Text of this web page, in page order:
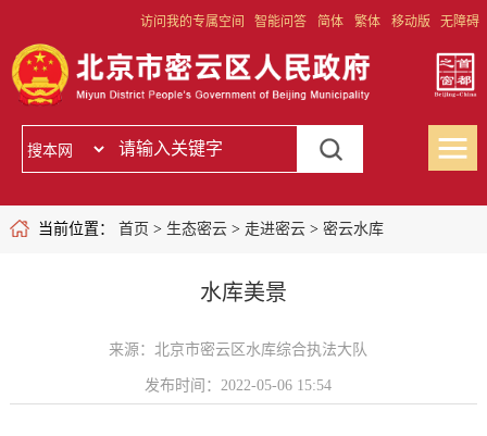
访问我的专属空间 智能问答 简体 繁体 移动版 无障碍
当前位置： 首页 > 生态密云> 走进密云> 密云水库
水库美景
来源：北京市密云区水库综合执法大队
发布时间：2022-05-06 15:54